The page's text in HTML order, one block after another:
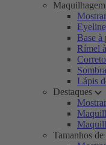
Base à
Rímel
Lápis
Destaques
Tamanhos